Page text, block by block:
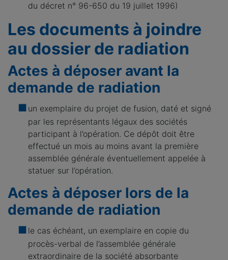
du décret n° 96-650 du 19 juillet 1996)
Les documents à joindre
au dossier de radiation
Actes à déposer avant la
demande de radiation
un exemplaire du projet de fusion, daté et signé
par les représentants légaux des sociétés
participant à l’opération. Ce dépôt doit être
effectué un mois au moins avant la première
assemblée générale éventuellement appelée à
statuer sur l’opération.
Actes à déposer lors de la
demande de radiation
le cas échéant, un exemplaire en copie du
procès-verbal de l’assemblée générale
extraordinaire de la société absorbante